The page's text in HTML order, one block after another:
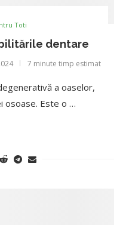
Toti
dentare
7 minute timp estimat
a oaselor,
osoase. Este o …